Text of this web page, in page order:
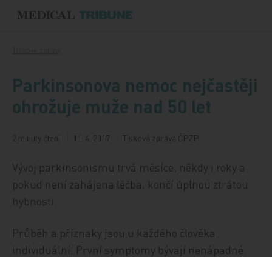
Parkinsonova nemoc nejčastěji
ohrožuje muže nad 50 let
2 minuty čtení 11. 4. 2017 Tisková zpráva ČPZP
Vývoj parkinsonismu trvá měsíce, někdy i roky a
pokud není zahájena léčba, končí úplnou ztrátou
hybnosti.
Průběh a příznaky jsou u každého člověka
individuální. První symptomy bývají nenápadné.